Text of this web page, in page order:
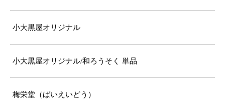
小大黒屋オリジナル
小大黒屋オリジナル/和ろうそく 単品
梅栄堂（ばいえいどう）